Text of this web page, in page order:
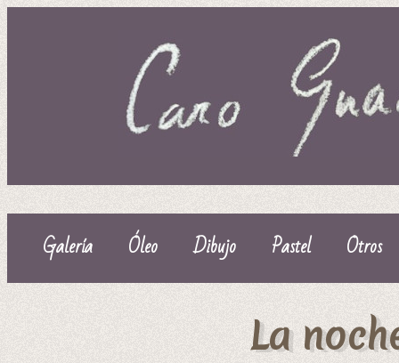
Galería Óleo Dibujo Pastel Otros
La